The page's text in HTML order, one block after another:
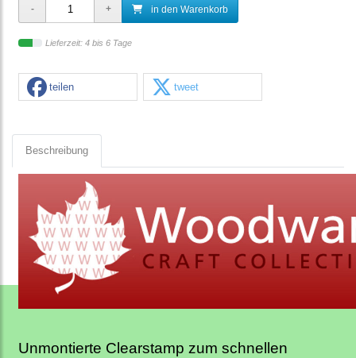
in den Warenkorb
Lieferzeit: 4 bis 6 Tage
teilen tweet
Beschreibung
Unmontierte Clearstamp zum schnellen